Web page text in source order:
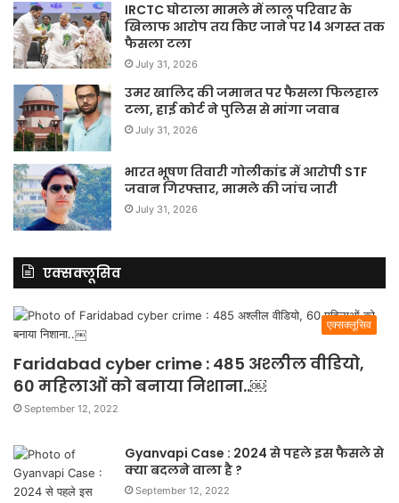
IRCTC घोटाला मामले में लालू परिवार के
खिलाफ आरोप तय किए जाने पर 14 अगस्त तक
फैसला टला
July 31, 2026
उमर खालिद की जमानत पर फैसला फिलहाल
टला, हाई कोर्ट ने पुलिस से मांगा जवाब
July 31, 2026
भारत भूषण तिवारी गोलीकांड में आरोपी STF
जवान गिरफ्तार, मामले की जांच जारी
July 31, 2026
एक्सक्लूसिव
एक्सक्लूसिव
Faridabad cyber crime : 485 अश्लील वीडियो,
60 महिलाओं को बनाया निशाना..￼
September 12, 2022
Gyanvapi Case : 2024 से पहले इस फैसले से
क्या बदलने वाला है ?
September 12, 2022